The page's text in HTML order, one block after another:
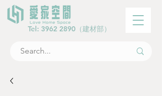
Tel: 3962 2890 （建材部）